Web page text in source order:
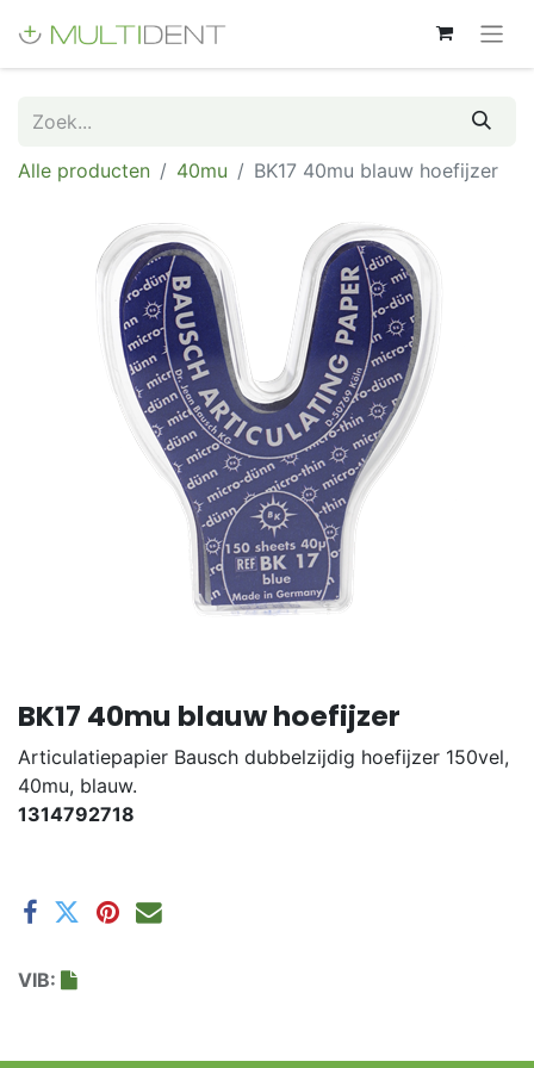
Alle producten 40mu BK17 40mu blauw hoefijzer
BK17 40mu blauw hoefijzer
Articulatiepapier Bausch dubbelzijdig hoefijzer 150vel,
40mu, blauw.
1314792​718
VIB: